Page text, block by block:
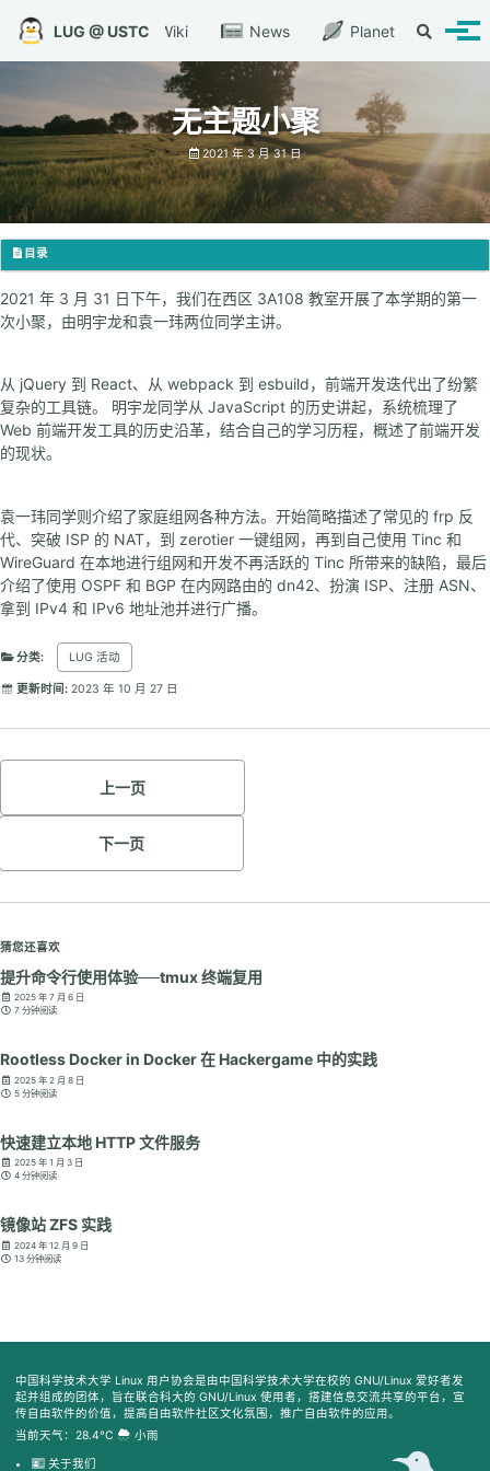
LUG @ USTC
Wiki News Planet 切换搜索
切换
无主题小聚
2021 年 3 月 31 日
目录
2021 年 3 月 31 日下午，我们在西区 3A108 教室开展了本学期的第一
次小聚，由明宇龙和袁一玮两位同学主讲。
从 jQuery 到 React、从 webpack 到 esbuild，前端开发迭代出了纷繁
复杂的工具链。 明宇龙同学从 JavaScript 的历史讲起，系统梳理了
Web 前端开发工具的历史沿革，结合自己的学习历程，概述了前端开发
的现状。
袁一玮同学则介绍了家庭组网各种方法。开始简略描述了常见的 frp 反
代、突破 ISP 的 NAT，到 zerotier 一键组网，再到自己使用 Tinc 和
WireGuard 在本地进行组网和开发不再活跃的 Tinc 所带来的缺陷，最后
介绍了使用 OSPF 和 BGP 在内网路由的 dn42、扮演 ISP、注册 ASN、
拿到 IPv4 和 IPv6 地址池并进行广播。
分类: LUG 活动
更新时间: 2023 年 10 月 27 日
上一页
下一页
猜您还喜欢
提升命令行使用体验──tmux 终端复用
2025 年 7 月 6 日
7 分钟阅读
Rootless Docker in Docker 在 Hackergame 中的实践
2025 年 2 月 8 日
5 分钟阅读
快速建立本地 HTTP 文件服务
2025 年 1 月 3 日
4 分钟阅读
镜像站 ZFS 实践
2024 年 12 月 9 日
13 分钟阅读
中国科学技术大学 Linux 用户协会是由中国科学技术大学在校的 GNU/Linux 爱好者发
起并组成的团体，旨在联合科大的 GNU/Linux 使用者，搭建信息交流共享的平台，宣
传自由软件的价值，提高自由软件社区文化氛围，推广自由软件的应用。
当前天气：28.4°C
小雨
关于我们